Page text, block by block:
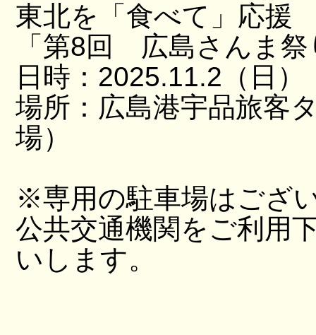
東北を「食べて」応援
「第8回 広島さんま祭
日時：2025.11.2（日
場所：広島港宇品旅客
場）
※専用の駐車場はござ
公共交通機関をご利用
いします。